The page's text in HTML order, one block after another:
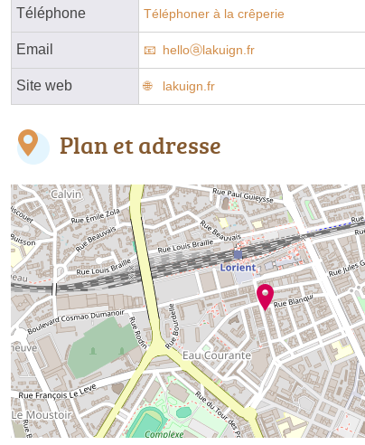
Téléphone Téléphoner à la crêperie
Email helloⓐlakuign.fr
Site web lakuign.fr
Plan et adresse